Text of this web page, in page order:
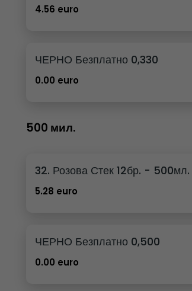
4.56 euro
ЧЕРНО Безплатно 0,330
0.00 euro
500 мил.
32. Розова Стек 12бр. - 500мл.
5.28 euro
ЧЕРНО Безплатно 0,500
0.00 euro